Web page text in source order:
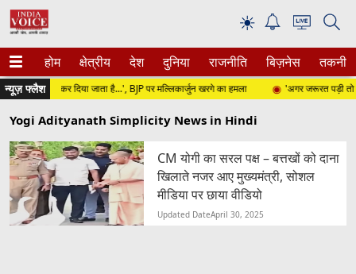
☀
होम क्षेत्रीय देश दुनिया राजनीति बिज़नेस तकनीक
न्यूज़ फ्लैश
साफ कर दिया जाता है...', BJP पर मल्लिकार्जुन खरगे का हमला 'अगर जरूरत पड़ी तो मैं
Yogi Adityanath Simplicity News in Hindi
CM योगी का सरल पक्ष – बत्तखों को दाना
खिलाते नजर आए मुख्यमंत्री, सोशल
मीडिया पर छाया वीडियो
Updated DateApril 30, 2025